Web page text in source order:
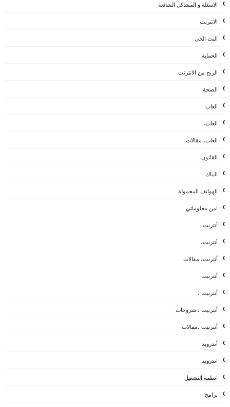
الاسئلة و المشاكل الشائعة
الانترنت
البث الحي
الحماية
الربح من الانترنت
الصحة
العاب
العاب،
العاب، مقالات
القانون
الماك
الهواتف المحمولة
امن معلوماتي
أنترنت
أنترنت،
أنترنت، مقالات
أنترنيت
أنترنيت ،
أنترنيت ، شروحات
أنترنيت ،مقالات
أندرويد
اندرويد
انظمة التشغيل
برامج